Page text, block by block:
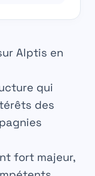
Alptis en
qui
des
fort majeur,